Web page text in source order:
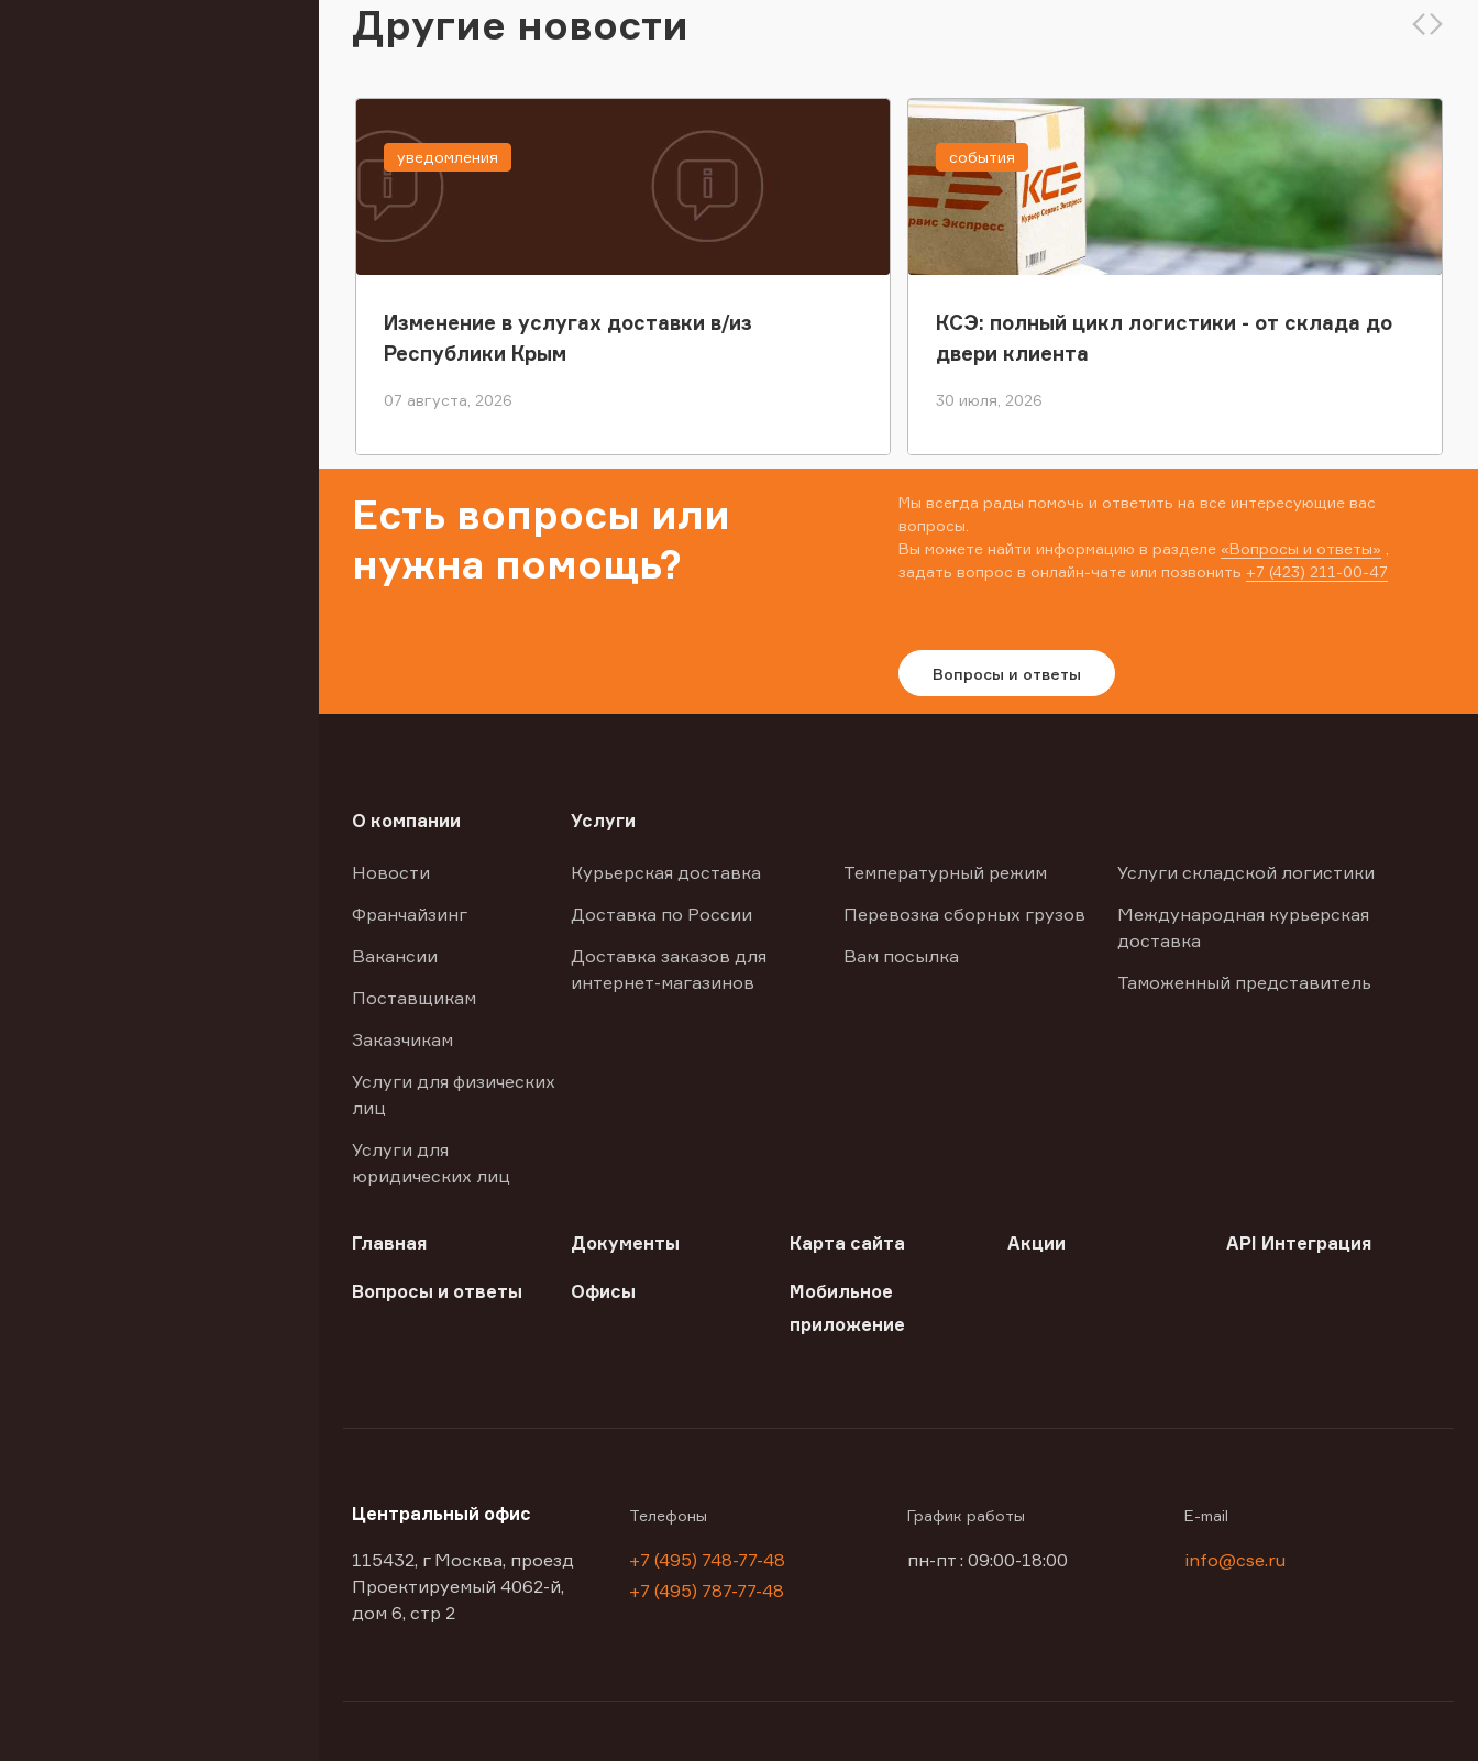
Другие новости
Изменение в услугах доставки в/из
Республики Крым
07 августа, 2026
уведомления
КСЭ: полный цикл логистики - от склада до
двери клиента
30 июля, 2026
события
Есть вопросы или
нужна помощь?
Мы всегда рады помочь и ответить на все интересующие вас
вопросы.
Вы можете найти информацию в разделе «Вопросы и ответы»
задать вопрос в онлайн-чате или позвонить +7 (423) 211-00-47
Вопросы и ответы
О компании
Новости
Франчайзинг
Вакансии
Поставщикам
Заказчикам
Услуги для физических
лиц
Услуги для
юридических лиц
Услуги
Курьерская доставка
Доставка по России
Доставка заказов для
интернет-магазинов
Температурный режим
Перевозка сборных грузов
Вам посылка
Услуги складской логистики
Международная курьерская
доставка
Таможенный представитель
Главная Документы Карта сайта Акции API Интеграция
Вопросы и ответы Офисы
Мобильное
приложение
Центральный офис
115432, г Москва, проезд
Проектируемый 4062-й,
дом 6, стр 2
Телефоны
+7 (495) 748-77-48
+7 (495) 787-77-48
График работы
пн-пт : 09:00-18:00
E-mail
info@cse.ru